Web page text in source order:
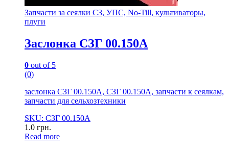
Запчасти за сеялки СЗ, УПС, No-Till, культиваторы,
плуги
Заслонка СЗГ 00.150А
0 out of 5
(0)
заслонка СЗГ 00.150А, СЗГ 00.150А, запчасти к сеялкам,
запчасти для сельхозтехники
SKU: СЗГ 00.150А
1.0 грн.
Read more